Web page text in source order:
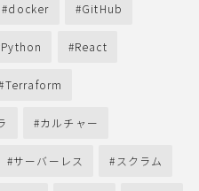
docker GitHub
Python React
Terraform
カルチャー
サーバーレス スクラム